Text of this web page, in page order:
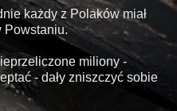
każdy z Polaków miał
Powstaniu.
miliony -
- dały zniszczyć sobie